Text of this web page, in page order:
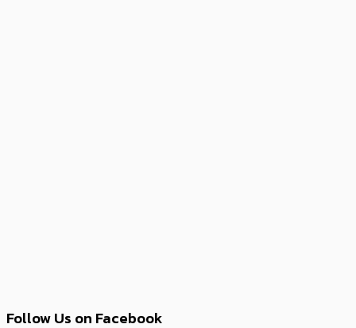
Follow Us on Facebook